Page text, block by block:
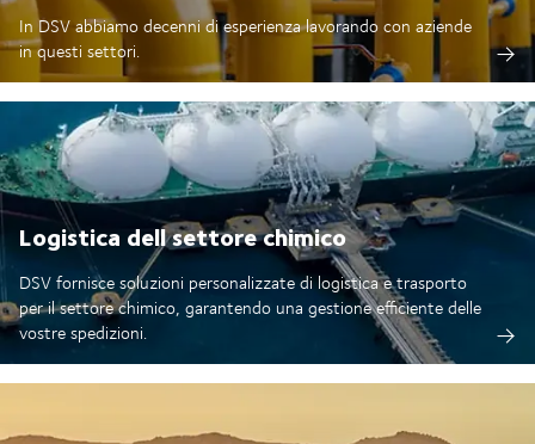
In DSV abbiamo decenni di esperienza lavorando con aziende
in questi settori.
Logistica dell settore chimico
DSV fornisce soluzioni personalizzate di logistica e trasporto
per il settore chimico, garantendo una gestione efficiente delle
vostre spedizioni.